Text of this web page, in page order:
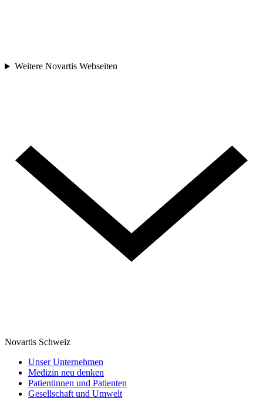
Weitere Novartis Webseiten
Novartis Schweiz
Unser Unternehmen
Medizin neu denken
Patientinnen und Patienten
Gesellschaft und Umwelt